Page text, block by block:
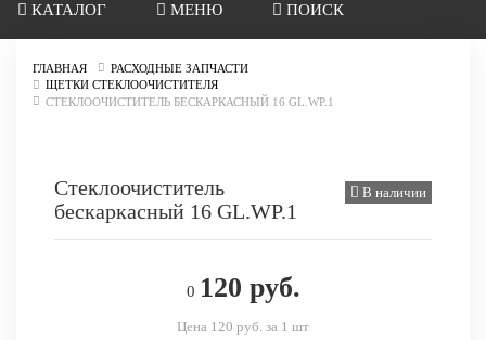
КАТАЛОГ МЕНЮ ПОИСК
ГЛАВНАЯ
РАСХОДНЫЕ ЗАПЧАСТИ
ЩЕТКИ СТЕКЛООЧИСТИТЕЛЯ
СТЕКЛООЧИСТИТЕЛЬ БЕСКАРКАСНЫЙ 16 GL.WP.1
В наличии
Стеклоочиститель
бескаркасный 16 GL.WP.1
0 120 руб.
Цена 120 руб. за 1 шт